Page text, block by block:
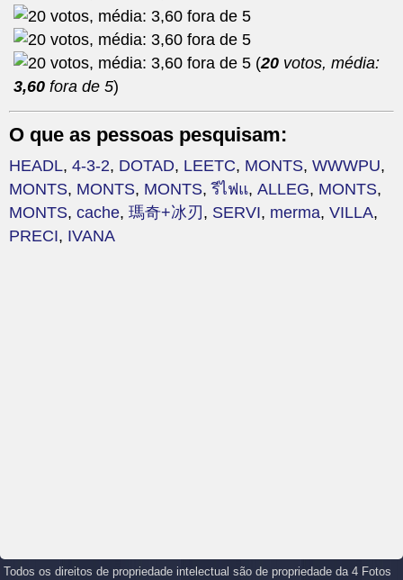
(20 votos, média:
3,60 fora de 5)
O que as pessoas pesquisam:
HEADL, 4-3-2, DOTAD, LEETC, MONTS, WWWPU,
MONTS, MONTS, MONTS,รีไฟแ, ALLEG, MONTS,
MONTS, cache, 瑪奇+冰刃 , SERVI, merma, VILLA,
PRECI, IVANA
Todos os direitos de propriedade intelectual são de propriedade da 4 Fotos